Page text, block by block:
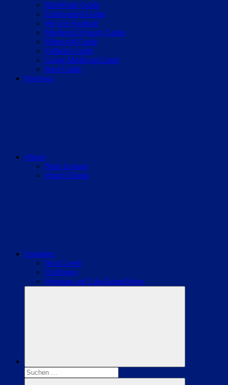
RimWorld Guide
Enshrouded Guide
We Are Football
Medieval Dynasty Guide
Minecraft Guide
Valheim Guide
Going Medieval Guide
Rust Guide
Previews
eSport
Nitro League
eSport Teams
Sonstiges
Next Level
Umfragen
Werbung auf LikeGamesNews
Suchen
nach: